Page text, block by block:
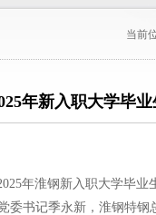
当前
年新入职大学毕
年淮钢新入职大学毕业
委书记季永新，淮钢特钢